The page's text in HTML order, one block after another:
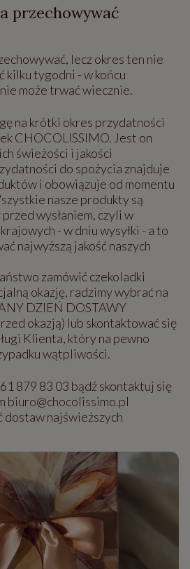
przechowywać
lecz okres ten nie
kilku tygodni - w końcu
może trwać wiecznie.
na krótki okres przydatności
CHOCOLISSIMO. Jest on
świeżości i jakości
do spożycia znajduje
i obowiązuje od momentu
nasze produkty są
wysłaniem, czyli w
- w dniu wysyłki - a to
najwyższą jakość naszych
zamówić czekoladki
okazję, radzimy wybrać na
DZIEŃ DOSTAWY
okazją) lub skontaktować się
Klienta, który na pewno
wątpliwości.
879 83 03 bądź skontaktuj się
biuro@chocolissimo.pl
dostaw najświeższych